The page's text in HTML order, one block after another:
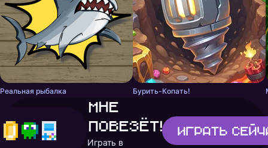
Реальная рыбалка Бурить-Копать!
Мне
повезёт!
Играть в
Играть